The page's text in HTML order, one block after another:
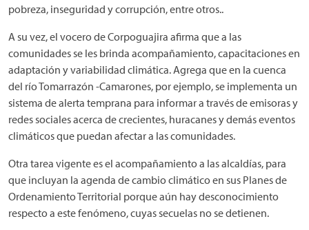
pobreza, inseguridad y corrupción, entre otros..
A su vez, el vocero de Corpoguajira afirma que a las
comunidades se les brinda acompañamiento, capacitaciones en
adaptación y variabilidad climática. Agrega que en la cuenca
del río Tomarrazón -Camarones, por ejemplo, se implementa un
sistema de alerta temprana para informar a través de emisoras y
redes sociales acerca de crecientes, huracanes y demás eventos
climáticos que puedan afectar a las comunidades.
Otra tarea vigente es el acompañamiento a las alcaldías, para
que incluyan la agenda de cambio climático en sus Planes de
Ordenamiento Territorial porque aún hay desconocimiento
respecto a este fenómeno, cuyas secuelas no se detienen.